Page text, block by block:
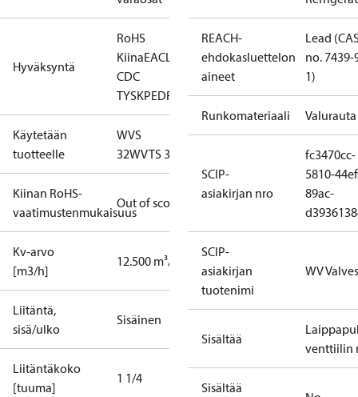
Hyväksyntä
RoHS
KiinaEACLLC
CDC
TYSKPEDRoHS
Käytetään
tuotteelle
WVS
32WVTS 32
Kiinan RoHS-
vaatimustenmukaisuus
Out of scope
Kv-arvo
[m3/h]
12.500 m³/h
Liitäntä,
sisä/ulko
Sisäinen
Liitäntäkoko
[tuuma]
1 1/4
REACH-
ehdokasluettelon
aineet
Lead
no. 7439-
1)
Runkomateriaali Valurauta
SCIP-
asiakirjan nro
fc3470cc-
5810-
89ac-
SCIP-
asiakirjan
tuotenimi
WV Valves
Sisältää
venttiilin
Sisältää